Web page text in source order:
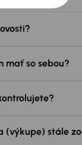
mať so sebou?
(výkupe) stále